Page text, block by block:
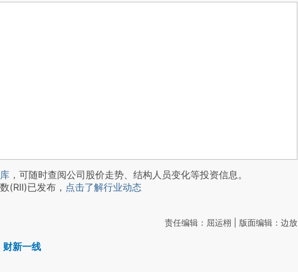
，可随时查阅公司股价走势、结构人员变化等投资信息。
已发布， 点击了解行业动态
责任编辑：屈运栩 | 版面编辑：边放
财新一线